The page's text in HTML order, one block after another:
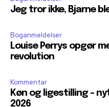
Jeg tror ikke, Bjarne
Boganmeldelser
Louise Perrys opgør
revolution
Kommentar
Køn og ligestilling –
2026